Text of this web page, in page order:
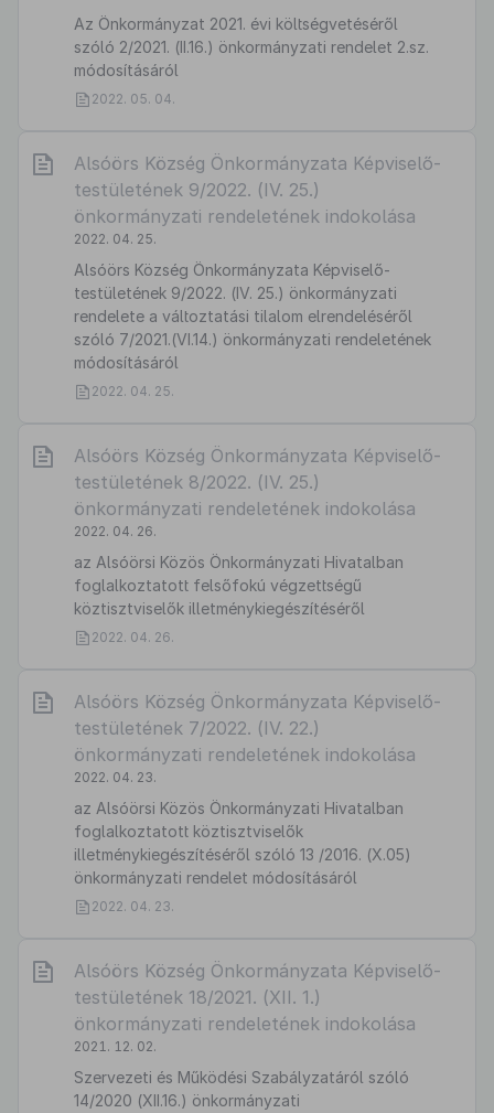
Az Önkormányzat 2021. évi költségvetéséről
szóló 2/2021. (II.16.) önkormányzati rendelet 2.sz.
módosításáról
2022. 05. 04.
Alsóörs Község Önkormányzata Képviselő-
testületének 9/2022. (IV. 25.)
önkormányzati rendeletének indokolása
2022. 04. 25.
Alsóörs Község Önkormányzata Képviselő-
testületének 9/2022. (IV. 25.) önkormányzati
rendelete a változtatási tilalom elrendeléséről
szóló 7/2021.(VI.14.) önkormányzati rendeletének
módosításáról
2022. 04. 25.
Alsóörs Község Önkormányzata Képviselő-
testületének 8/2022. (IV. 25.)
önkormányzati rendeletének indokolása
2022. 04. 26.
az Alsóörsi Közös Önkormányzati Hivatalban
foglalkoztatott felsőfokú végzettségű
köztisztviselők illetménykiegészítéséről
2022. 04. 26.
Alsóörs Község Önkormányzata Képviselő-
testületének 7/2022. (IV. 22.)
önkormányzati rendeletének indokolása
2022. 04. 23.
az Alsóörsi Közös Önkormányzati Hivatalban
foglalkoztatott köztisztviselők
illetménykiegészítéséről szóló 13 /2016. (X.05)
önkormányzati rendelet módosításáról
2022. 04. 23.
Alsóörs Község Önkormányzata Képviselő-
testületének 18/2021. (XII. 1.)
önkormányzati rendeletének indokolása
2021. 12. 02.
Szervezeti és Működési Szabályzatáról szóló
14/2020 (XII.16.) önkormányzati